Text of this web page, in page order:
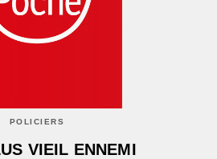
POLICIERS
VIEIL ENNEMI